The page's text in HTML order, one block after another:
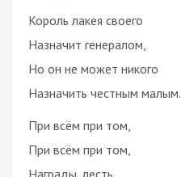
Король лакея своего
Назначит генералом,
Но он не может никого
Назначить честным малым.
При всём при том,
При всём при том,
Награды, лесть